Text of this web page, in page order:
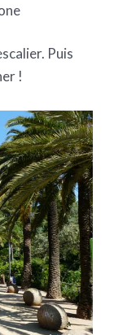
Puis
!